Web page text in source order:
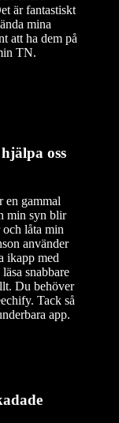
är fantastiskt
mina
att ha dem på
TN.
oss
en gammal
min syn blir
låta min
använder
ikapp med
snabbare
Du behöver
Tack så
app.